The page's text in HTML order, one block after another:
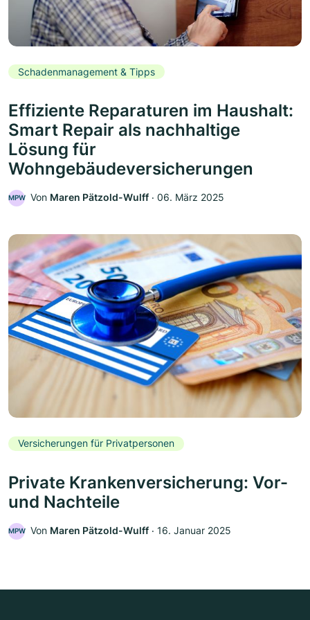
Schadenmanagement & Tipps
Effiziente Reparaturen im Haushalt:
Smart Repair als nachhaltige
Lösung für
Wohngebäudeversicherungen
MPW Von Maren Pätzold-Wulff ‧ 06. März 2025
Versicherungen für Privatpersonen
Private Krankenversicherung: Vor-
und Nachteile
MPW Von Maren Pätzold-Wulff ‧ 16. Januar 2025